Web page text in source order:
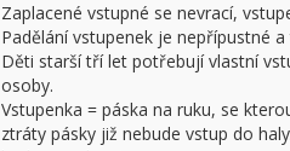
Zaplacené vstupné se nevrací,
Padělání vstupenek je nepřípustné
Děti starší tří let potřebují vlastní
osoby.
Vstupenka = páska na ruku, se
ztráty pásky již nebude vstup do